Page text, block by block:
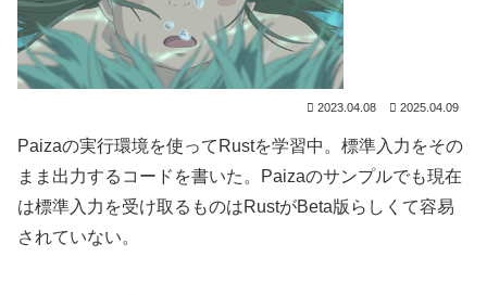
2023.04.08 2025.04.09
Paizaの実行環境を使ってRustを学習中。標準入力をその
まま出力するコードを書いた。Paizaのサンプルでも現在
は標準入力を受け取るものはRustがBeta版らしくて容易
されていない。